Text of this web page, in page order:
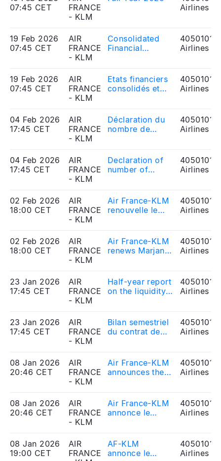
07:45 CET
FRANCE
- KLM
Airlines
19 Feb 2026
07:45 CET
AIR
FRANCE
- KLM
Consolidated
Financial
40501010
Airlines
19 Feb 2026
07:45 CET
AIR
FRANCE
- KLM
Etats financiers
consolidés et
40501010
Airlines
04 Feb 2026
17:45 CET
AIR
FRANCE
- KLM
Déclaration du
nombre de
40501010
Airlines
04 Feb 2026
17:45 CET
AIR
FRANCE
- KLM
Declaration of
number of
40501010
Airlines
02 Feb 2026
18:00 CET
AIR
FRANCE
- KLM
Air France-KLM
renouvelle le
tant que
Présidente du
Directoire et
40501010
Airlines
02 Feb 2026
18:00 CET
AIR
FRANCE
- KLM
Air France-KLM
renews Marjan
CEO of KLM
40501010
Airlines
23 Jan 2026
17:45 CET
AIR
FRANCE
- KLM
Half-year report
on the liquidity
France-KLM and
Rothschild
40501010
Airlines
23 Jan 2026
17:45 CET
AIR
FRANCE
- KLM
Bilan semestriel
du contrat de
France-KLM et
Rothschild
40501010
Airlines
08 Jan 2026
20:46 CET
AIR
FRANCE
- KLM
Air France-KLM
announces the
650 million
euros note
40501010
Airlines
08 Jan 2026
20:46 CET
AIR
FRANCE
- KLM
Air France-KLM
annonce le
d’obligations
pour un montant
40501010
Airlines
08 Jan 2026
19:00 CET
AIR
FRANCE
AF-KLM
annonce le
40501010
Airlines